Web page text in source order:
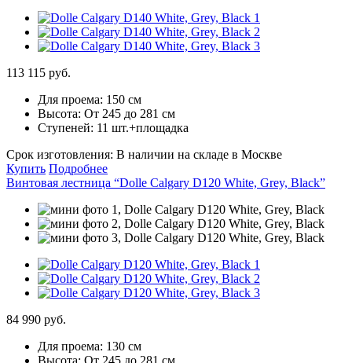
113 115 руб.
Для проема: 150 см
Высота: От 245 до 281 см
Ступеней: 11 шт.+площадка
Срок изготовления: В наличии на складе в Москве
Купить Подробнее
Винтовая лестница “Dolle Calgary D120 White, Grey, Black”
84 990 руб.
Для проема: 130 см
Высота: От 245 до 281 см